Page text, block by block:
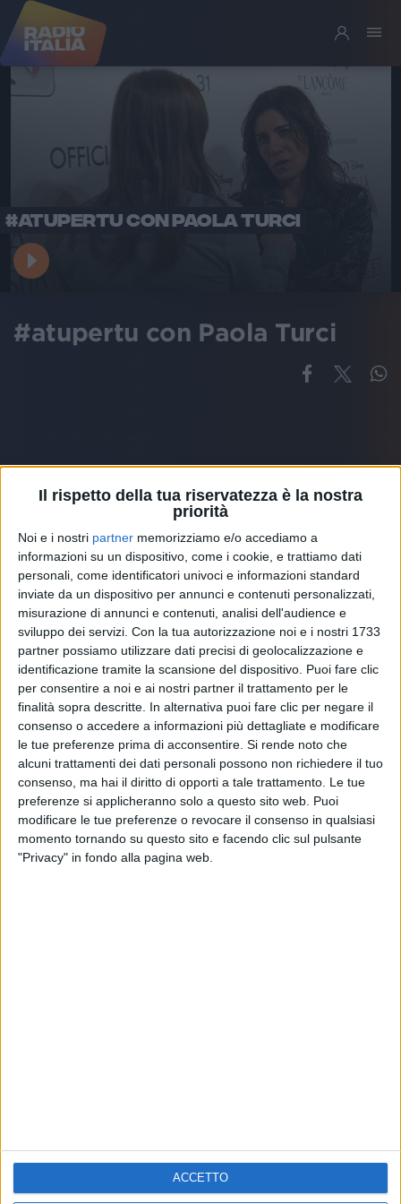
Il rispetto della tua riservatezza è la nostra
priorità
Noi e i nostri partner memorizziamo e/o accediamo a
informazioni su un dispositivo, come i cookie, e trattiamo dati
personali, come identificatori univoci e informazioni standard
inviate da un dispositivo per annunci e contenuti personalizzati,
misurazione di annunci e contenuti, analisi dell'audience e
sviluppo dei servizi. Con la tua autorizzazione noi e i nostri 1733
partner possiamo utilizzare dati precisi di geolocalizzazione e
identificazione tramite la scansione del dispositivo. Puoi fare clic
per consentire a noi e ai nostri partner il trattamento per le
finalità sopra descritte. In alternativa puoi fare clic per negare il
consenso o accedere a informazioni più dettagliate e modificare
le tue preferenze prima di acconsentire. Si rende noto che
alcuni trattamenti dei dati personali possono non richiedere il tuo
consenso, ma hai il diritto di opporti a tale trattamento. Le tue
preferenze si applicheranno solo a questo sito web. Puoi
modificare le tue preferenze o revocare il consenso in qualsiasi
momento tornando su questo sito e facendo clic sul pulsante
"Privacy" in fondo alla pagina web.
ACCETTO
#ATUPERTU CON PAOLA TURCI
#atupertu con Paola Turci
Altri ospiti
ELETTRA LAMBORGHINI
RADIO ITALIA LIVE ESTATE
VIDEO
ELETTRA LAMBORGHINI
VOI TANKA VILLAGE
VIDEO
RADIO ITALIA
VOI TANKA VILLAGE
2VIDEO
Mobile Radio Italia Tv